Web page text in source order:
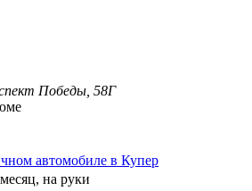
Победы, 58Г
автомобиле в Купер
на руки